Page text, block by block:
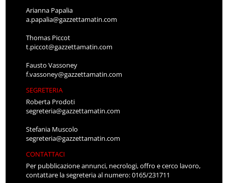
Arianna Papalia
a.papalia@gazzettamatin.com
Thomas Piccot
t.piccot@gazzettamatin.com
Fausto Vassoney
f.vassoney@gazzettamatin.com
SEGRETERIA
Roberta Prodoti
segreteria@gazzettamatin.com
Stefania Muscolo
segreteria@gazzettamatin.com
CONTATTACI
Per pubblicazione annunci, necrologi, offro e cerco lavoro,
contattare la segreteria al numero: 0165/231711